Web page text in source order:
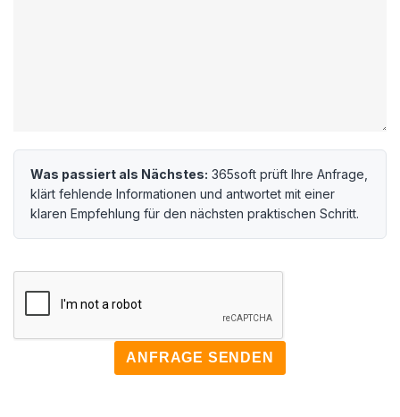
Was passiert als Nächstes: 365soft prüft Ihre Anfrage,
klärt fehlende Informationen und antwortet mit einer
klaren Empfehlung für den nächsten praktischen Schritt.
ANFRAGE SENDEN